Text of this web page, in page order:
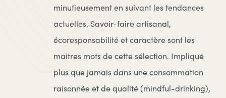
minutieusement en suivant les tendances
actuelles. Savoir-faire artisanal,
écoresponsabilité et caractère sont les
maitres mots de cette sélection. Impliqué
plus que jamais dans une consommation
raisonnée et de qualité (mindful-drinking),